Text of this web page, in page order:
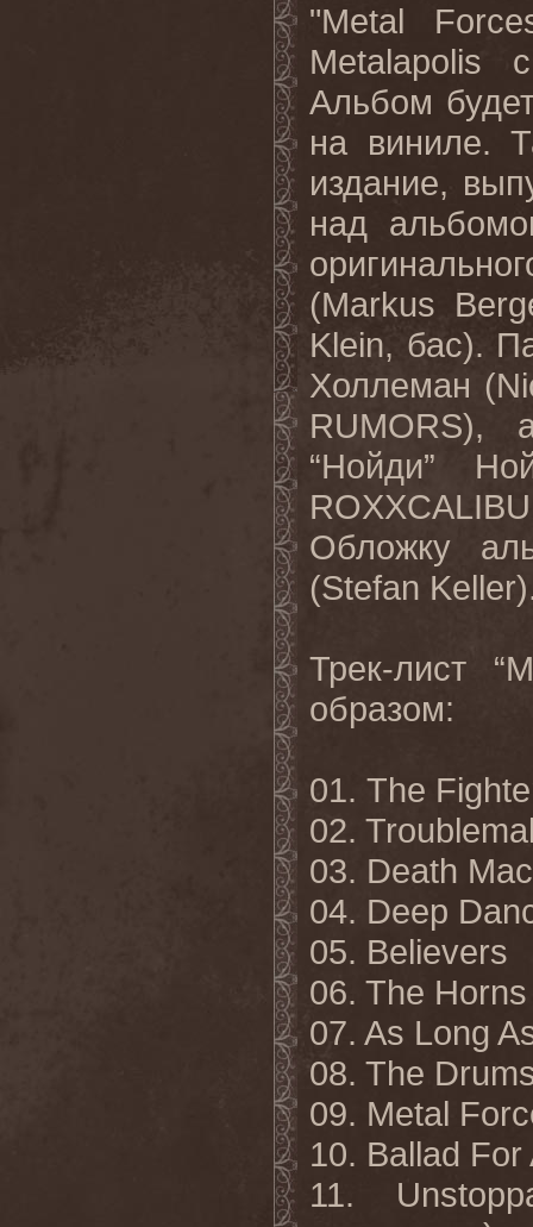
"Metal
Metalapolis
Альбом
на виниле.
издание,
над
(Markus
Klein, бас).
Холлеман
RUMORS),
“Нойди”
Обложку
(Stefan
Трек-лист
образом:
01. The
02.
03. Death
04. Deep
05. Believers
06. The
07. As Long
08. The
09. Metal
10. Ballad For
11.